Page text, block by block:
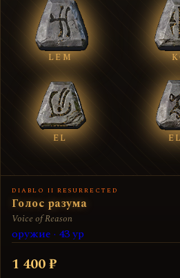
LEM
EL
DIABLO II RESURRECTED
Голос разума
Voice of Reason
оружие · 43 ур
1 400 ₽